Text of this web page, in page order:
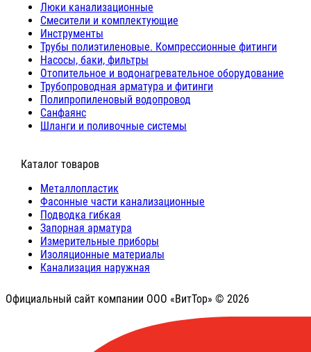
Люки канализационные
Cмесители и комплектующие
Инструменты
Трубы полиэтиленовые. Компрессионные фитинги
Насосы, баки, фильтры
Отопительное и водонагревательное оборудование
Трубопроводная арматура и фитинги
Полипропиленовый водопровод
Санфаянс
Шланги и поливочные системы
⠀Каталог товаров
Металлопластик
Фасонные части канализационные
Подводка гибкая
Запорная арматура
Измерительные приборы
Изоляционные материалы
Канализация наружная
Официальный сайт компании ООО «ВитТор» © 2026